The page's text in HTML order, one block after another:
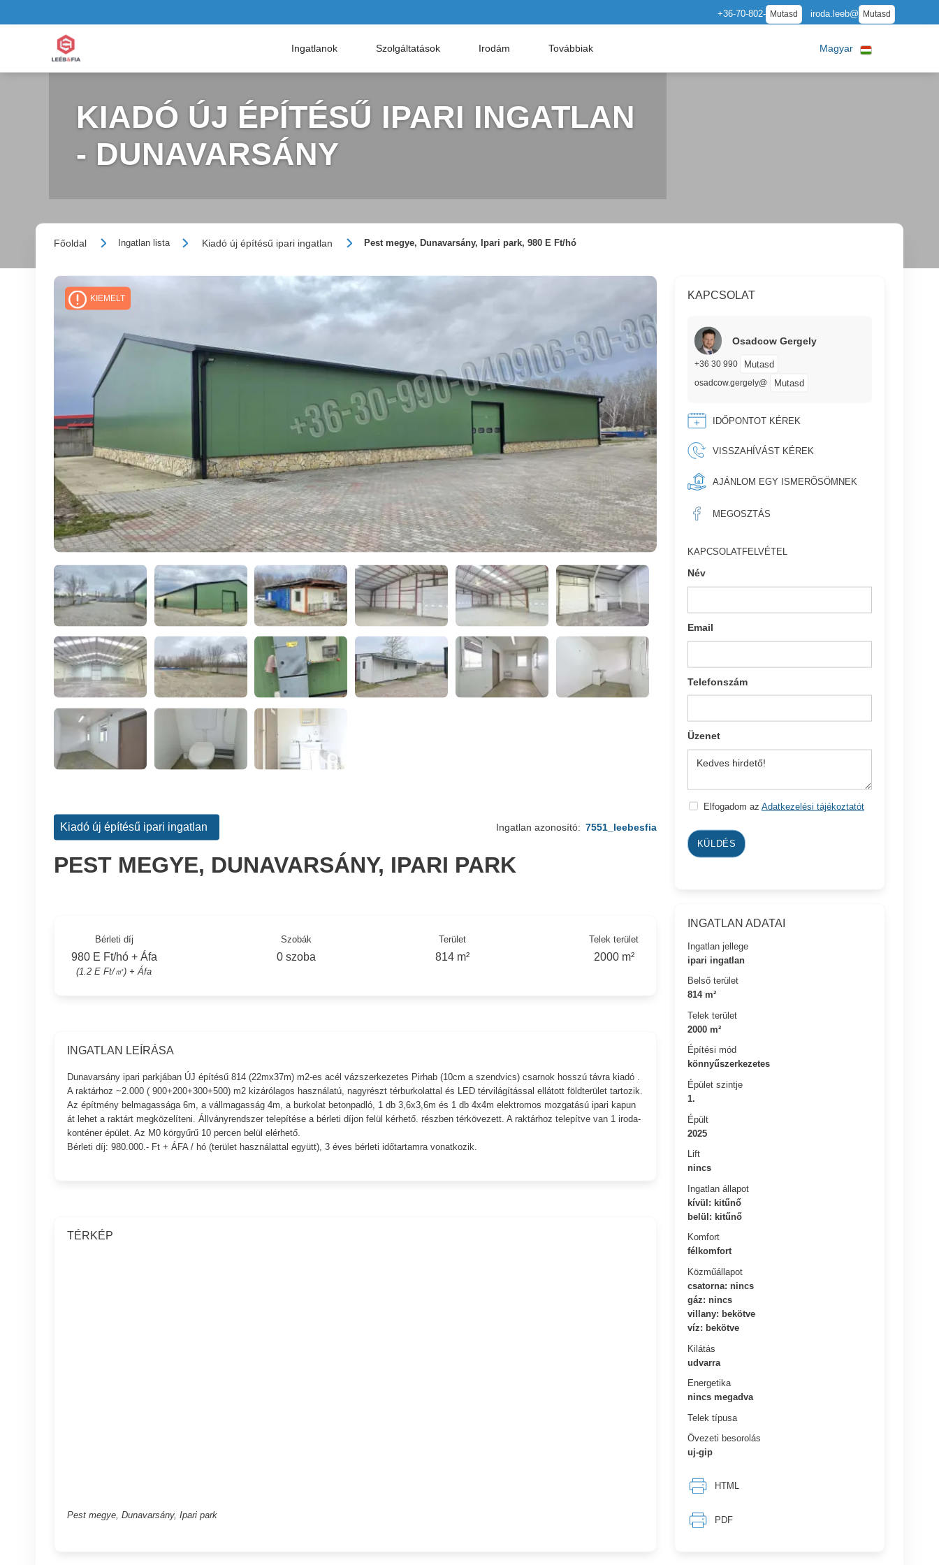
+36-70-802- Mutasd iroda.leeb@ Mutasd
Ingatlanok Szolgáltatások Irodám Továbbiak Magyar
KIADÓ ÚJ ÉPÍTÉSŰ IPARI INGATLAN
- DUNAVARSÁNY
Főoldal Ingatlan lista Kiadó új építésű ipari ingatlan Pest megye, Dunavarsány, Ipari park, 980 E Ft/hó
KIEMELT KAPCSOLAT
Osadcow Gergely
+36 30 990 Mutasd
osadcow.gergely@ Mutasd
IDŐPONTOT KÉREK
VISSZAHÍVÁST KÉREK
AJÁNLOM EGY ISMERŐSÖMNEK
MEGOSZTÁS
KAPCSOLATFELVÉTEL
Név
Email
Telefonszám
Üzenet
Elfogadom az Adatkezelési tájékoztatót
KÜLDÉS
INGATLAN ADATAI
Ingatlan jellege
ipari ingatlan
Belső terület
814 m²
Telek terület
2000 m²
Építési mód
könnyűszerkezetes
Épület szintje
1.
Épült
2025
Lift
nincs
Ingatlan állapot
kívül: kitűnő
belül: kitűnő
Komfort
félkomfort
Közműállapot
csatorna: nincs
gáz: nincs
villany: bekötve
víz: bekötve
Kilátás
udvarra
Energetika
nincs megadva
Telek típusa
Övezeti besorolás
uj-gip
HTML
PDF
Kiadó új építésű ipari ingatlan Ingatlan azonosító: 7551_leebesfia
PEST MEGYE, DUNAVARSÁNY, IPARI PARK
Bérleti díj
980 E Ft/hó + Áfa
(1.2 E Ft/㎡) + Áfa
Szobák
0 szoba
Terület
814 m²
Telek terület
2000 m²
INGATLAN LEÍRÁSA
Dunavarsány ipari parkjában ÚJ építésű 814 (22mx37m) m2-es acél vázszerkezetes Pirhab (10cm a szendvics) csarnok hosszú távra kiadó .
A raktárhoz ~2.000 ( 900+200+300+500) m2 kizárólagos használatú, nagyrészt térburkolattal és LED térvilágítással ellátott földterület tartozik.
Az építmény belmagassága 6m, a vállmagasság 4m, a burkolat betonpadló, 1 db 3,6x3,6m és 1 db 4x4m elektromos mozgatású ipari kapun
át lehet a raktárt megközelíteni. Állványrendszer telepítése a bérleti díjon felül kérhető. részben térkövezett. A raktárhoz telepítve van 1 iroda-
konténer épület. Az M0 körgyűrű 10 percen belül elérhető.
Bérleti díj: 980.000.- Ft + ÁFA / hó (terület használattal együtt), 3 éves bérleti időtartamra vonatkozik.
TÉRKÉP
Pest megye, Dunavarsány, Ipari park